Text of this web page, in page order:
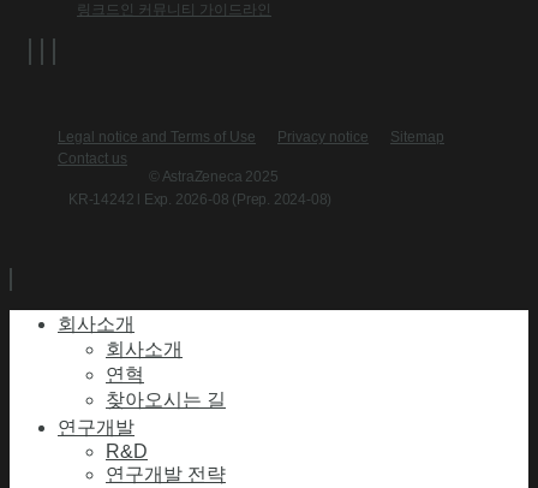
링크드인 커뮤니티 가이드라인
Legal notice and Terms of Use Privacy notice
Sitemap
Contact us
© AstraZeneca 2025
KR-14242 l Exp. 2026-08 (Prep. 2024-08)
회사소개
회사소개
연혁
찾아오시는 길
연구개발
R&D
연구개발 전략